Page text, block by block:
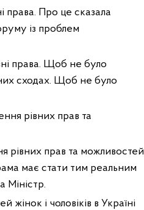
права. Про це сказала
із проблем
права. Щоб не було
сходах. Щоб не було
рівних прав та
рівних прав та можливостей
має стати тим реальним
Міністр.
і чоловіків в Україні